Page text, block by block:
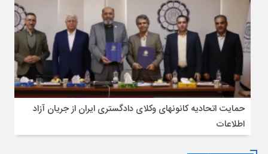
حمایت اتحادیه کانونهای وکلای دادگستری ایران از جریان آزاد
اطلاعات